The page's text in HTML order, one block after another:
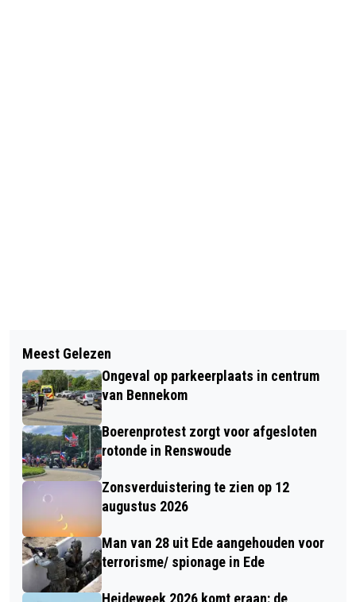
HUISARTSENSPOEDPOST IN EDE
VRAAGT OM ERVARING VAN
PATIËNTEN - HOE DENKT U OVER DE
ZORG OP DE HUISARTSENSPOEDPOST
IN EDE?
BESTELBUS BOTST OP
PERSONENAUTO EN EINDIGT TEGEN
BOOM IN WEKEROM
Meest Gelezen
Ongeval op parkeerplaats in centrum
van Bennekom
Boerenprotest zorgt voor afgesloten
rotonde in Renswoude
Zonsverduistering te zien op 12
augustus 2026
Man van 28 uit Ede aangehouden voor
terrorisme/ spionage in Ede
Heideweek 2026 komt eraan: de